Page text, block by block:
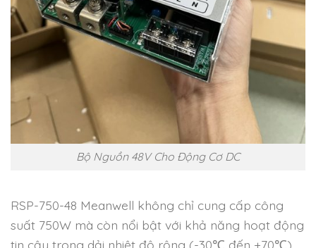
Bộ Nguồn 48V Cho Động Cơ DC
RSP-750-48 Meanwell không chỉ cung cấp công
suất 750W mà còn nổi bật với khả năng hoạt động
tin cậy trong dải nhiệt độ rộng (-30℃ đến +70℃)